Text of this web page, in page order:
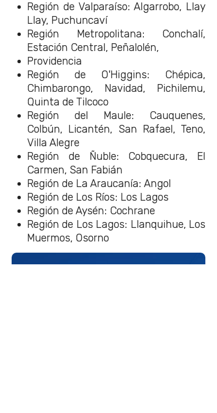
Región de Valparaíso: Algarrobo, Llay
Llay, Puchuncaví
Región Metropolitana: Conchalí,
Estación Central, Peñalolén,
Providencia
Región de O'Higgins: Chépica,
Chimbarongo, Navidad, Pichilemu,
Quinta de Tilcoco
Región del Maule: Cauquenes,
Colbún, Licantén, San Rafael, Teno,
Villa Alegre
Región de Ñuble: Cobquecura, El
Carmen, San Fabián
Región de La Araucanía: Angol
Región de Los Ríos: Los Lagos
Región de Aysén: Cochrane
Región de Los Lagos: Llanquihue, Los
Muermos, Osorno